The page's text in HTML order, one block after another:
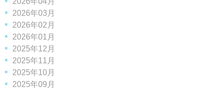
2026年03月
2026年02月
2026年01月
2025年12月
2025年11月
2025年10月
2025年09月